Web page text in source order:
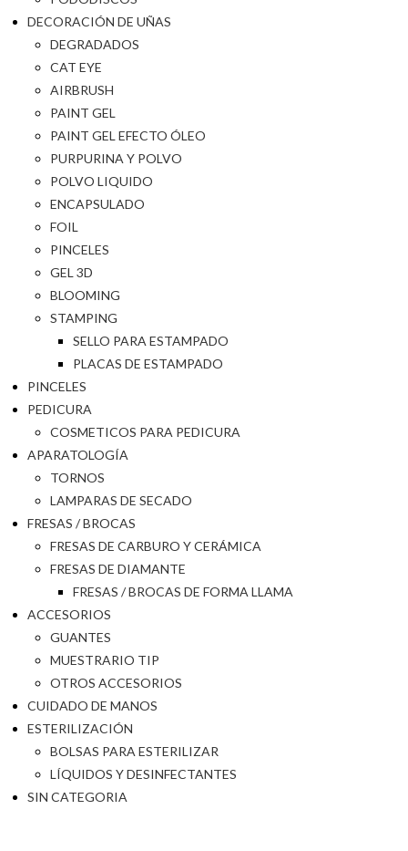
DECORACIÓN DE UÑAS
DEGRADADOS
CAT EYE
AIRBRUSH
PAINT GEL
PAINT GEL EFECTO ÓLEO
PURPURINA Y POLVO
POLVO LIQUIDO
ENCAPSULADO
FOIL
PINCELES
GEL 3D
BLOOMING
STAMPING
SELLO PARA ESTAMPADO
PLACAS DE ESTAMPADO
PINCELES
PEDICURA
COSMETICOS PARA PEDICURA
APARATOLOGÍA
TORNOS
LAMPARAS DE SECADO
FRESAS / BROCAS
FRESAS DE CARBURO Y CERÁMICA
FRESAS DE DIAMANTE
FRESAS / BROCAS DE FORMA LLAMA
ACCESORIOS
GUANTES
MUESTRARIO TIP
OTROS ACCESORIOS
CUIDADO DE MANOS
ESTERILIZACIÓN
BOLSAS PARA ESTERILIZAR
LÍQUIDOS Y DESINFECTANTES
SIN CATEGORIA